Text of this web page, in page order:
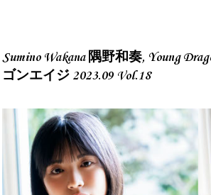
Sumino Wakana 隅野和奏, Young
ゴンエイジ 2023.09 Vol.18